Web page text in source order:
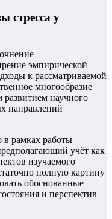
стресса у
эмпирической
к рассматриваемой
многообразие
научного
направлений
рамках работы
учёт как
изучаемого
полную картину
обоснованные
и перспектив